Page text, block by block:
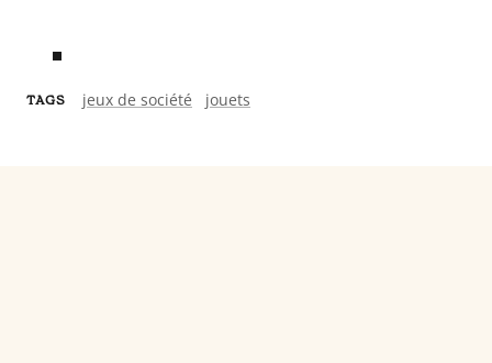
TAGS jeux de société jouets